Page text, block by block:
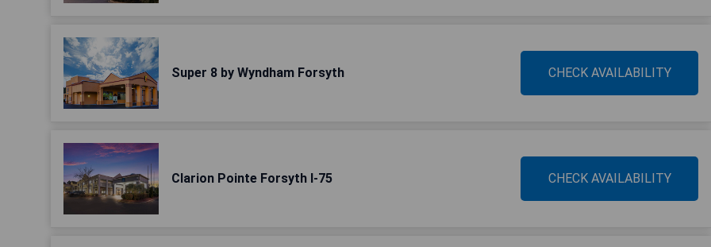
Super 8 by Wyndham Forsyth CHECK AVAILABILITY
Clarion Pointe Forsyth I-75 CHECK AVAILABILITY